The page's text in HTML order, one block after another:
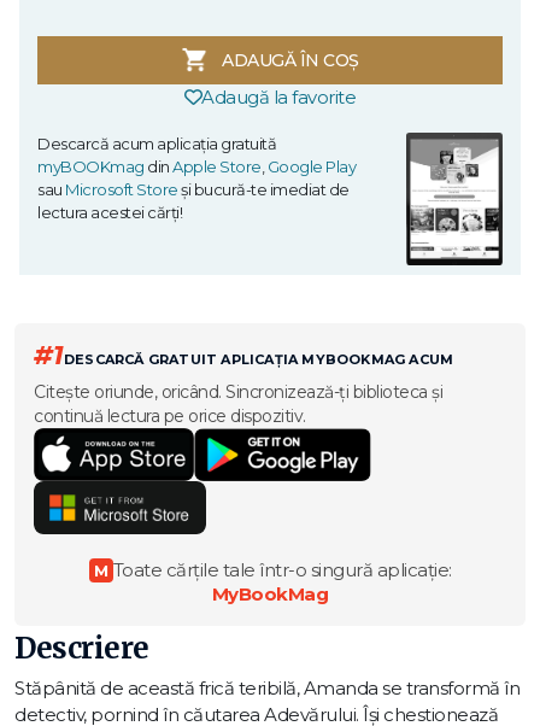
ADAUGĂ ÎN COȘ
Adaugă la favorite
Descarcă acum aplicația gratuită
myBOOKmag dinApple Store Google Play
sau Microsoft Storeși bucură-te imediat de
lectura acestei cărți!
#1DESCARCĂ GRATUIT APLICAȚIA MYBOOKMAG ACUM
Citește oriunde, oricând. Sincronizează-ți biblioteca și
continuă lectura pe orice dispozitiv.
M Toate cărțile tale într-o singură aplicație:
MyBookMag
Descriere
Stăpânită de această frică teribilă, Amanda se transformă în
detectiv, pornind în căutarea Adevărului. Își chestionează